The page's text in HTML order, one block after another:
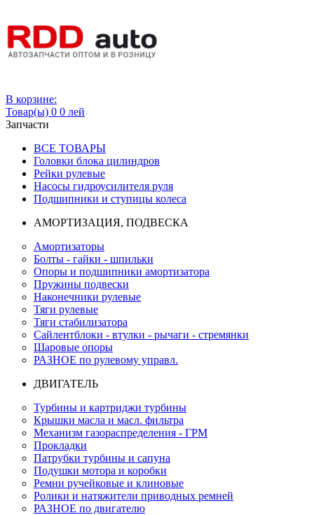
В корзине:
Товар(ы) 0 0 лей
Запчасти
ВСЕ ТОВАРЫ
Головки блока цилиндров
Рейки рулевые
Насосы гидроусилителя руля
Подшипники и ступицы колеса
АМОРТИЗАЦИЯ, ПОДВЕСКА
Амортизаторы
Болты - гайки - шпильки
Опоры и подшипники амортизатора
Пружины подвески
Наконечники рулевые
Тяги рулевые
Тяги стабилизатора
Сайлентблоки - втулки - рычаги - стремянки
Шаровые опоры
РАЗНОЕ по рулевому управл.
ДВИГАТЕЛЬ
Турбины и картриджи турбины
Крышки масла и масл. фильтра
Механизм газораспределения - ГРМ
Прокладки
Патрубки турбины и сапуна
Подушки мотора и коробки
Ремни ручейковые и клиновые
Ролики и натяжители приводных ремней
РАЗНОЕ по двигателю